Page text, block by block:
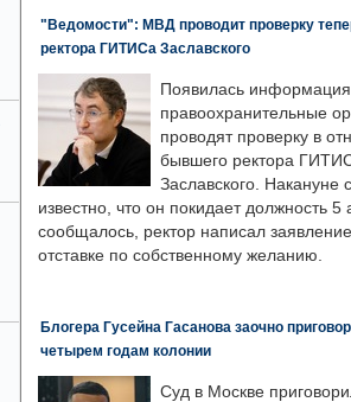
"Ведомости": МВД проводит проверку
ректора ГИТИСа Заславского
Появилась
правоохранительные
проводят проверку в
бывшего ректора
Заславского. Накануне
известно, что он покидает должность 5
сообщалось, ректор написал
отставке по собственному желанию.
Блогера Гусейна Гасанова заочно
четырем годам колонии
Суд в Москве